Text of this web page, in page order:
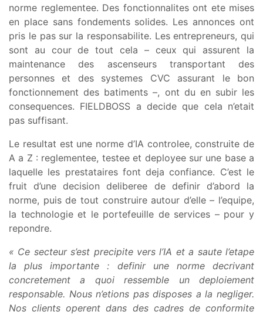
norme reglementee. Des fonctionnalites ont ete mises
en place sans fondements solides. Les annonces ont
pris le pas sur la responsabilite. Les entrepreneurs, qui
sont au cour de tout cela – ceux qui assurent la
maintenance des ascenseurs transportant des
personnes et des systemes CVC assurant le bon
fonctionnement des batiments –, ont du en subir les
consequences. FIELDBOSS a decide que cela n’etait
pas suffisant.
Le resultat est une norme d’IA controlee, construite de
A a Z : reglementee, testee et deployee sur une base a
laquelle les prestataires font deja confiance. C’est le
fruit d’une decision deliberee de definir d’abord la
norme, puis de tout construire autour d’elle – l’equipe,
la technologie et le portefeuille de services – pour y
repondre.
« Ce secteur s’est precipite vers l’IA et a saute l’etape
la plus importante : definir une norme decrivant
concretement a quoi ressemble un deploiement
responsable. Nous n’etions pas disposes a la negliger.
Nos clients operent dans des cadres de conformite